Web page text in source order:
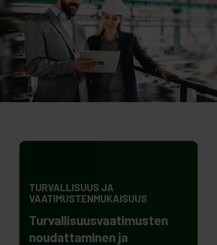
TURVALLISUUS JA
VAATIMUSTENMUKAISUUS
Turvallisuusvaatimusten
noudattaminen ja